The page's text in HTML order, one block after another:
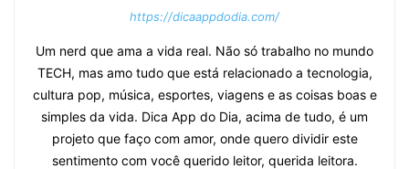
https://dicaappdodia.com/
Um nerd que ama a vida real. Não só trabalho no mundo
TECH, mas amo tudo que está relacionado a tecnologia,
cultura pop, música, esportes, viagens e as coisas boas e
simples da vida. Dica App do Dia, acima de tudo, é um
projeto que faço com amor, onde quero dividir este
sentimento com você querido leitor, querida leitora.